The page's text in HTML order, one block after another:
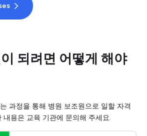
되려면 어떻게 해야
과정을 통해 병원 보조원으로 일할 자격
내용은 교육 기관에 문의해 주세요.